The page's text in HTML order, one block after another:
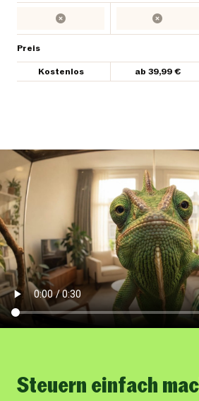
Preis
Kostenlos ab 39,99 €
Steuern einfach